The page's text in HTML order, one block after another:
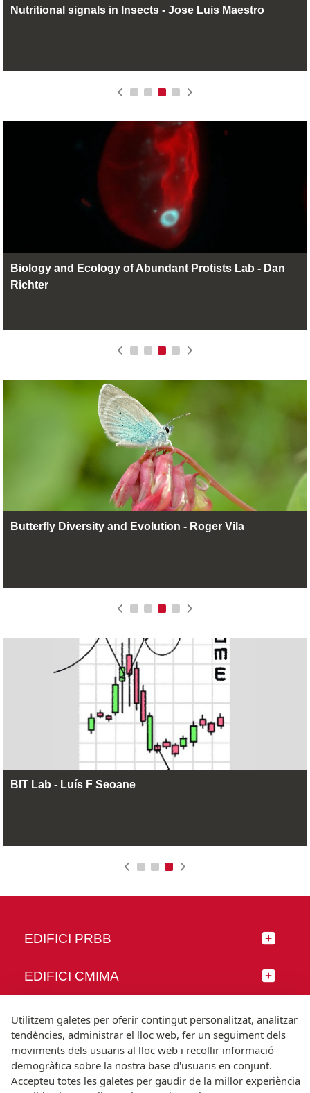
Nutritional signals in Insects - Jose Luis Maestro
Biology and Ecology of Abundant Protists Lab - Dan
Richter
Butterfly Diversity and Evolution - Roger Vila
BIT Lab - Luís F Seoane
EDIFICI PRBB
EDIFICI CMIMA
SEGUEIX-NOS
© Universitat Pompeu Fabra
Utilitzem galetes per oferir contingut personalitzat, analitzar
tendències, administrar el lloc web, fer un seguiment dels
moviments dels usuaris al lloc web i recollir informació
demogràfica sobre la nostra base d'usuaris en conjunt.
Accepteu totes les galetes per gaudir de la millor experiència